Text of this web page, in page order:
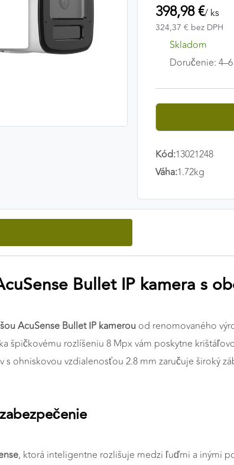
398,98 €/ ks
324,37 € bez DPH
Skladom
Doručenie:
Kód:13021248
Váha:1.72kg
Bullet IP kamera s
AcuSense Bullet IP kamerou od renomovaného
špičkovému rozlíšeniu 8 Mpx vám poskytne
ohniskovou vzdialenosťou 2.8 mm zaručuje široký
, ktorá inteligentne rozlišuje medzi ľuďmi a inými